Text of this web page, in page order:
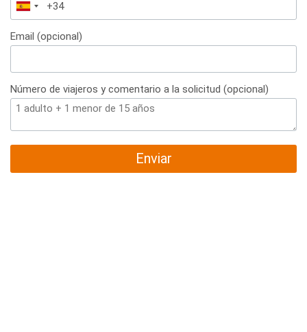
España
+34
Email (opcional)
Número de viajeros y comentario a la solicitud (opcional)
Enviar